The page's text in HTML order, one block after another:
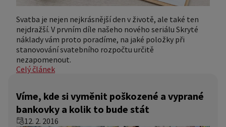
Svatba je nejen nejkrásnější den v životě, ale také ten
nejdražší. V prvním díle našeho nového seriálu Skryté
náklady vám proto poradíme, na jaké položky při
stanovování svatebního rozpočtu určitě
nezapomenout.
Celý článek
Víme, kde si vyměnit poškozené a vyprané
bankovky a kolik to bude stát
12. 2. 2016